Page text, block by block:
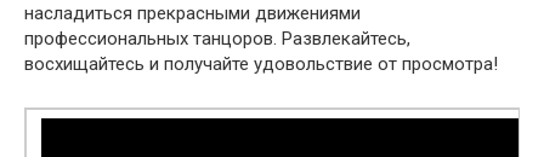
насладиться прекрасными движениями
профессиональных танцоров. Развлекайтесь,
восхищайтесь и получайте удовольствие от просмотра!